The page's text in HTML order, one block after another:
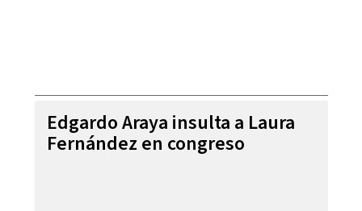
Edgardo Araya insulta a Laura
Fernández en congreso